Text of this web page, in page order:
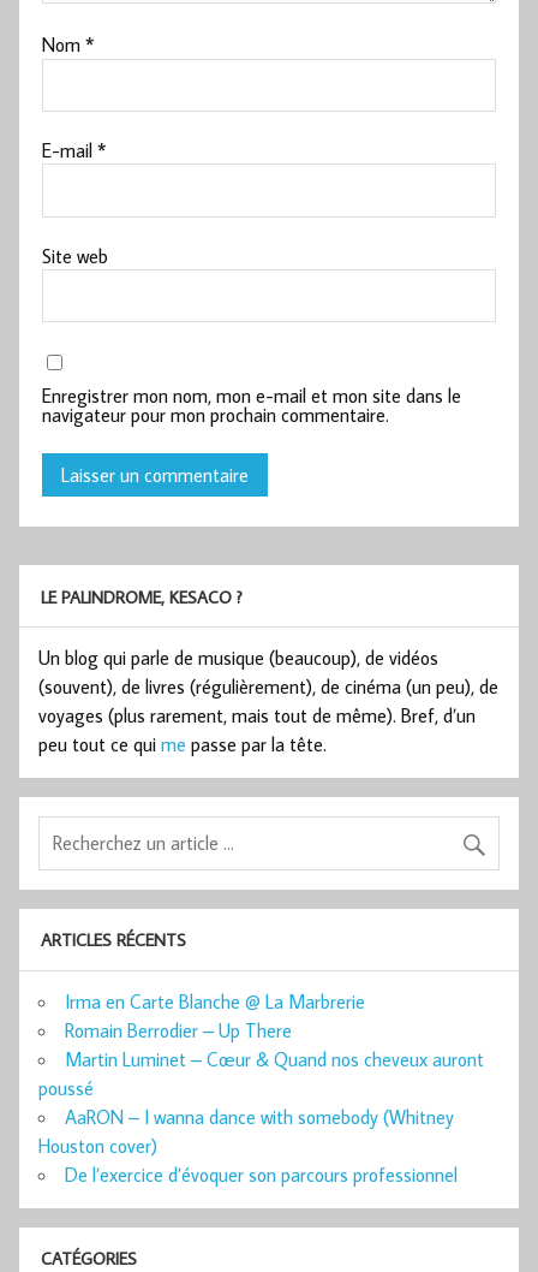
Nom*
E-mail*
Site web
Enregistrer mon nom, mon e-mail et mon site dans le
navigateur pour mon prochain commentaire.
LE PALINDROME, KESACO ?
Un blog qui parle de musique (beaucoup), de vidéos
(souvent), de livres (régulièrement), de cinéma (un peu), de
voyages (plus rarement, mais tout de même). Bref, d’un
peu tout ce qui me passe par la tête.
ARTICLES RÉCENTS
Irma en Carte Blanche @ La Marbrerie
Romain Berrodier – Up There
Martin Luminet – Cœur & Quand nos cheveux auront
poussé
AaRON – I wanna dance with somebody (Whitney
Houston cover)
De l’exercice d’évoquer son parcours professionnel
CATÉGORIES